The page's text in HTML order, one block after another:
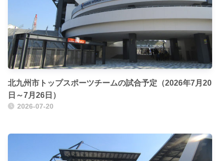
北九州市トップスポーツチームの試合予定（2026年7月20
日～7月26日）
2026-07-20